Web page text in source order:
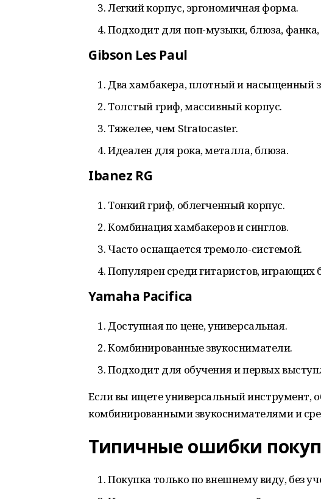
Легкий корпус, эргономичная форма.
Подходит для поп-музыки, блюза, фанка,
Gibson Les Paul
Два хамбакера, плотный и насыщенный
Толстый гриф, массивный корпус.
Тяжелее, чем Stratocaster.
Идеален для рока, металла, блюза.
Ibanez RG
Тонкий гриф, облегченный корпус.
Комбинация хамбакеров и синглов.
Часто оснащается тремоло-системой.
Популярен среди гитаристов, играющих
Yamaha Pacifica
Доступная по цене, универсальная.
Комбинированные звукосниматели.
Подходит для обучения и первых
Если вы ищете универсальный инструмент,
комбинированными звукоснимателями и
Типичные ошибки
Покупка только по внешнему виду, без